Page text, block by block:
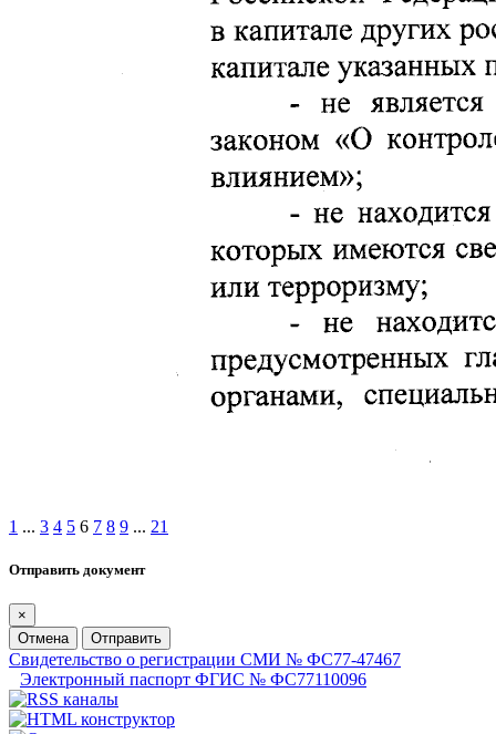
1 ... 3 4 5 6 7 8 9 ... 21
Отправить документ
×
Отмена
Отправить
Свидетельство о регистрации СМИ № ФС77-47467
Электронный паспорт ФГИС № ФС77110096